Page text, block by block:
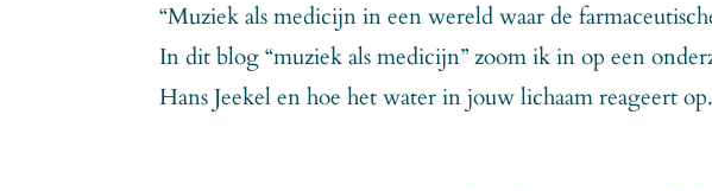
“Muziek als medicijn in een wereld waar de
In dit blog “muziek als medicijn” zoom ik in op een
Hans Jeekel en hoe het water in jouw lichaam reageert